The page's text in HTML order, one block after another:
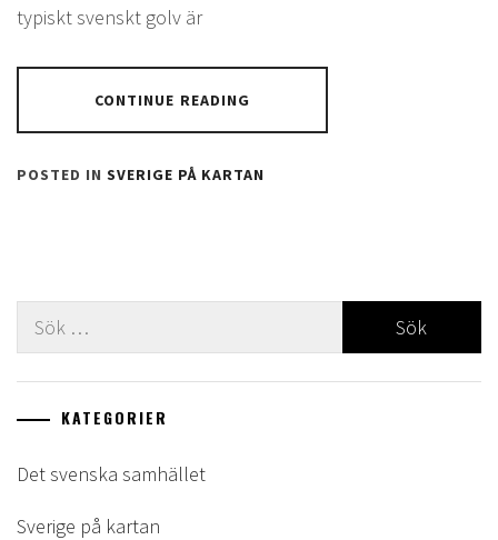
typiskt svenskt golv är
CONTINUE READING
POSTED IN SVERIGE PÅ KARTAN
KATEGORIER
Det svenska samhället
Sverige på kartan